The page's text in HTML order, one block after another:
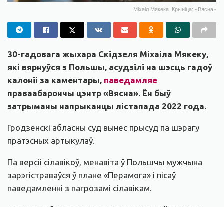
Міхаіл Мякека. Крыніца: «Вясна»
30-гадовага жыхара Скідзеля Міхаіла Мякеку,
які вярнуўся з Польшы, асудзілі на шэсць гадоў
калоніі за каментары, паведамляе
праваабарончы цэнтр «Вясна». Ён быў
затрыманы напрыканцы лістапада 2022 года.
Гродзенскі абласны суд вынес прысуд па шэрагу
пратэсных артыкулаў.
Па версіі сілавікоў, менавіта ў Польшчы мужчына
зарэгістраваўся ў плане «Перамога» і пісаў
паведамленні з пагрозамі сілавікам.